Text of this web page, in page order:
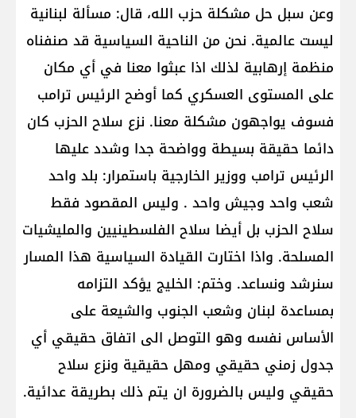
وعن سبل حل مشكلة حزب الله، قال: مسألة لبنانية
ليست عالمية. نحن من الناحية السياسية قد صنفناه
منظمة إرهابية لذلك اذا عبثوا معنا في أي مكان
على المستوى العسكري كما أوضح الرئيس ترامب
فسوف يواجهون مشكلة معنا. نزع سلاح الحزب كان
دائما حقيقة بسيطة وواضحة جدا وشدد عليها
الرئيس ترامب ووزير الخارجية باستمرار: بلد واحد
شعب واحد وجيش واحد . وليس المقصود فقط
سلاح الحزب بل أيضا سلاح الفلسطينيين والمليشيات
المسلحة. واذا اختارت القيادة السياسية هذا المسار
سنرشد ونساعد. وختم: الخليج يؤكد التزامه
بمساعدة لبنان وشعب الجنوب والشيعة على
الأساس نفسه وهو التوصل الى اتفاق حقيقي أي
جدول زمني حقيقي ومهل حقيقية ونزع سلاح
حقيقي وليس بالضرورة ان يتم ذلك بطريقة عدائية.